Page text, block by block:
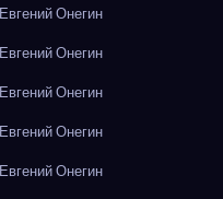
Онегин
Онегин
Онегин
Онегин
Онегин